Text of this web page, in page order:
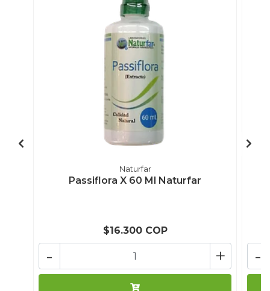
Naturfar
Passiflora X 60 Ml Naturfar
$16.300 COP
+
- -